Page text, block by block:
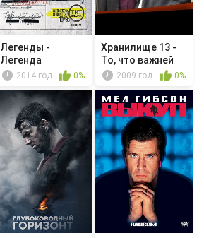
Легенды -
Легенда
Тэрренса Грэйвза
2014 год 0%
Хранилище 13 -
То, что важней
всего2009 год 0%